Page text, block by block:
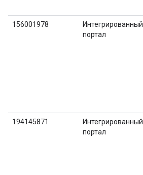
156001978
Интегрированный
портал
194145871
Интегрированный
портал